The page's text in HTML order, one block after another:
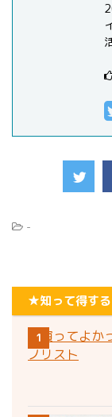
-
★知って得す
1